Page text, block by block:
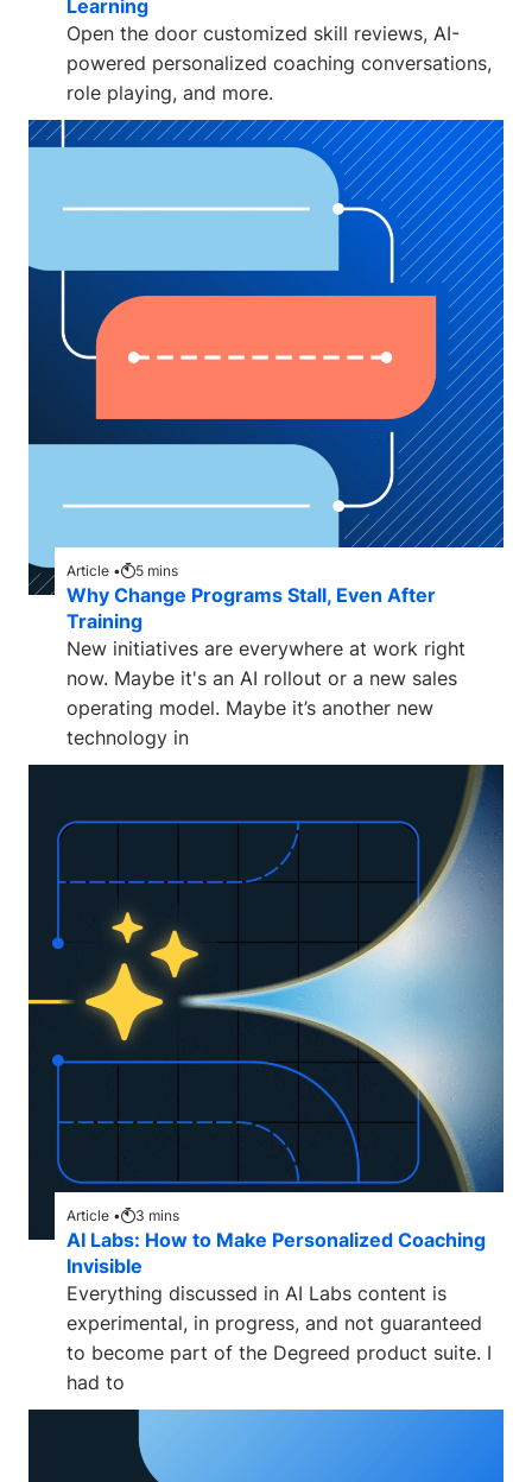
Learning
Open the door customized skill reviews, AI-
powered personalized coaching conversations,
role playing, and more.
Article • 5 mins
Why Change Programs Stall, Even After
Training
New initiatives are everywhere at work right
now. Maybe it's an AI rollout or a new sales
operating model. Maybe it’s another new
technology in
Article • 3 mins
AI Labs: How to Make Personalized Coaching
Invisible
Everything discussed in AI Labs content is
experimental, in progress, and not guaranteed
to become part of the Degreed product suite. I
had to